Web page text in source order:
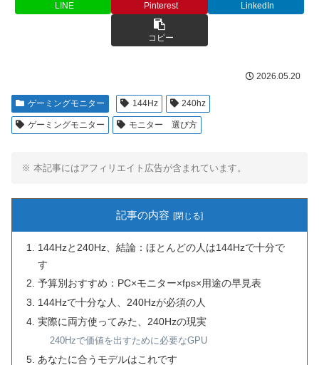
LINE Pinterest LinkedIn
コピー
2026.05.20
ゲーミングモニター 144Hz 240hz
ゲーミングモニター モニター 選び方
※ 本記事にはアフィリエイト広告が含まれています。
記事の内容
144Hzと240Hz、結論：ほとんどの人は144Hzで十分で
す
予算別おすすめ：PC×モニター×fps×用途の早見表
144Hzで十分な人、240Hzが必須の人
実際に両方使ってみた、240Hzの現実
240Hzで価値を出すために必要なGPU
あなたに合うモデルはこれです